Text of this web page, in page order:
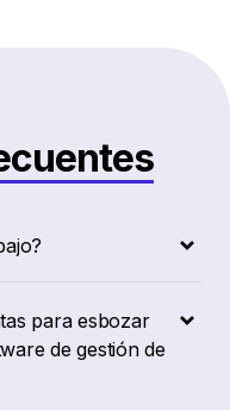
para esbozar
de gestión de